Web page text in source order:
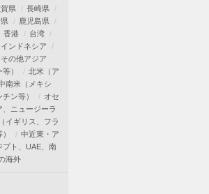
県
長崎県
鹿児島県
香港
台湾
インドネシア
その他アジア
）
北米（ア
南米（メキシ
ン等）
オセ
ニュージーラ
イギリス、フラ
中近東・ア
プト、UAE、南
海外